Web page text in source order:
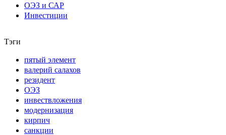
ОЭЗ и САР
Инвестиции
Тэги
пятый элемент
валерий салахов
резидент
ОЭЗ
инвествложения
модернизация
кирпич
санкции